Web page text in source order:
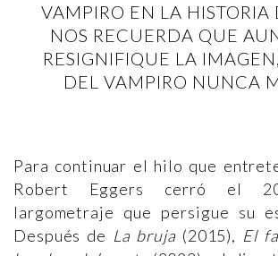
VAMPIRO EN LA HISTORIA
NOS RECUERDA QUE
RESIGNIFIQUE LA
DEL VAMPIRO NUNCA
Para continuar el hilo que
Robert Eggers cerró el
largometraje que persigue su
Después de La bruja (2015), El